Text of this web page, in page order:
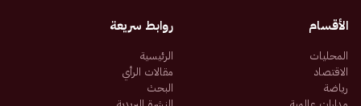
الأقسام
المحليات
الاقتصاد
رياضة
روابط سريعة
الرئيسية
مقالات الرأي
البحث